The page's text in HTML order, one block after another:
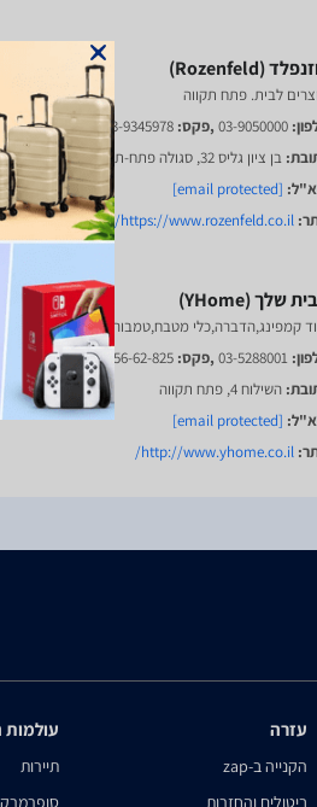
לבית. פתח תקווה
03-9050000,פקס: 03-9345978
בן ציון גליס 32, סגולה פתח-תקווה
[email protected]
https://www.rozenfeld.co.il/
קמפינג,הדברה,כלי מטבח,טמבוריה. פתח תקווה
03-5288001,פקס: 153-356-62-825
השילוח 4, פתח תקווה
[email protected]
http://www.yhome.co.il/
עזרה
הקנייה ב-zap
ביטולים והחזרות
עולמות
תיירות